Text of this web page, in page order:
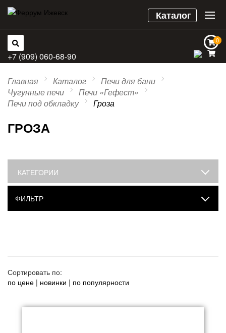
Каталог
0
0
+7 (909) 060-68-90
Главная Каталог
Печи для бани
Чугунные печи
Печи «Гефест»
Печи под обкладку
Гроза
ГРОЗА
КАТЕГОРИИ
ФИЛЬТР
Сортировать по:
по цене | новинки | по популярности